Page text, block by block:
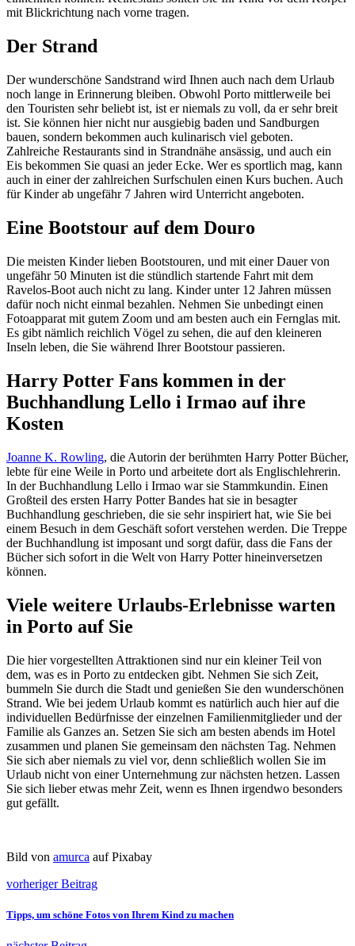
mit Blickrichtung nach vorne tragen.
Der Strand
Der wunderschöne Sandstrand wird Ihnen auch nach dem Urlaub
noch lange in Erinnerung bleiben. Obwohl Porto mittlerweile bei
den Touristen sehr beliebt ist, ist er niemals zu voll, da er sehr breit
ist. Sie können hier nicht nur ausgiebig baden und Sandburgen
bauen, sondern bekommen auch kulinarisch viel geboten.
Zahlreiche Restaurants sind in Strandnähe ansässig, und auch ein
Eis bekommen Sie quasi an jeder Ecke. Wer es sportlich mag, kann
auch in einer der zahlreichen Surfschulen einen Kurs buchen. Auch
für Kinder ab ungefähr 7 Jahren wird Unterricht angeboten.
Eine Bootstour auf dem Douro
Die meisten Kinder lieben Bootstouren, und mit einer Dauer von
ungefähr 50 Minuten ist die stündlich startende Fahrt mit dem
Ravelos-Boot auch nicht zu lang. Kinder unter 12 Jahren müssen
dafür noch nicht einmal bezahlen. Nehmen Sie unbedingt einen
Fotoapparat mit gutem Zoom und am besten auch ein Fernglas mit.
Es gibt nämlich reichlich Vögel zu sehen, die auf den kleineren
Inseln leben, die Sie während Ihrer Bootstour passieren.
Harry Potter Fans kommen in der
Buchhandlung Lello i Irmao auf ihre
Kosten
Joanne K. Rowling, die Autorin der berühmten Harry Potter Bücher,
lebte für eine Weile in Porto und arbeitete dort als Englischlehrerin.
In der Buchhandlung Lello i Irmao war sie Stammkundin. Einen
Großteil des ersten Harry Potter Bandes hat sie in besagter
Buchhandlung geschrieben, die sie sehr inspiriert hat, wie Sie bei
einem Besuch in dem Geschäft sofort verstehen werden. Die Treppe
der Buchhandlung ist imposant und sorgt dafür, dass die Fans der
Bücher sich sofort in die Welt von Harry Potter hineinversetzen
können.
Viele weitere Urlaubs-Erlebnisse warten
in Porto auf Sie
Die hier vorgestellten Attraktionen sind nur ein kleiner Teil von
dem, was es in Porto zu entdecken gibt. Nehmen Sie sich Zeit,
bummeln Sie durch die Stadt und genießen Sie den wunderschönen
Strand. Wie bei jedem Urlaub kommt es natürlich auch hier auf die
individuellen Bedürfnisse der einzelnen Familienmitglieder und der
Familie als Ganzes an. Setzen Sie sich am besten abends im Hotel
zusammen und planen Sie gemeinsam den nächsten Tag. Nehmen
Sie sich aber niemals zu viel vor, denn schließlich wollen Sie im
Urlaub nicht von einer Unternehmung zur nächsten hetzen. Lassen
Sie sich lieber etwas mehr Zeit, wenn es Ihnen irgendwo besonders
gut gefällt.
Bild von amurca auf Pixabay
vorheriger Beitrag
Tipps, um schöne Fotos von Ihrem Kind zu machen